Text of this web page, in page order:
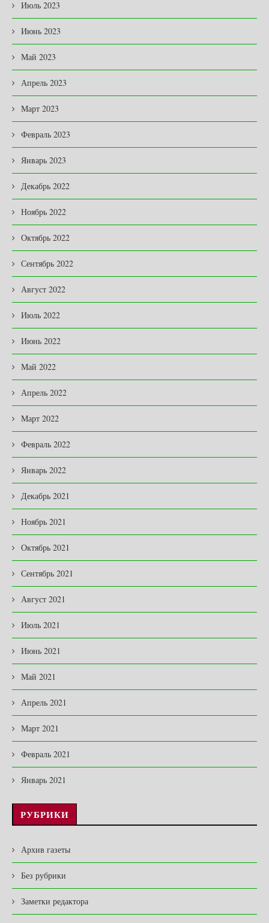
Июль 2023
Июнь 2023
Май 2023
Апрель 2023
Март 2023
Февраль 2023
Январь 2023
Декабрь 2022
Ноябрь 2022
Октябрь 2022
Сентябрь 2022
Август 2022
Июль 2022
Июнь 2022
Май 2022
Апрель 2022
Март 2022
Февраль 2022
Январь 2022
Декабрь 2021
Ноябрь 2021
Октябрь 2021
Сентябрь 2021
Август 2021
Июль 2021
Июнь 2021
Май 2021
Апрель 2021
Март 2021
Февраль 2021
Январь 2021
РУБРИКИ
Архив газеты
Без рубрики
Заметки редактора